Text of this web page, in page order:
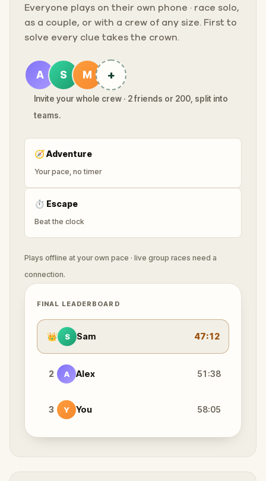
Everyone plays on their own phone · race solo,
as a couple, or with a crew of any size. First to
solve every clue takes the crown.
A S M +
Invite your whole crew · 2 friends or 200, split into
teams.
🧭Adventure
Your pace, no timer
⏱ Escape
Beat the clock
Plays offline at your own pace · live group races need a
connection.
FINAL LEADERBOARD
👑 S Sam 47:12
2 A Alex 51:38
3 Y You 58:05